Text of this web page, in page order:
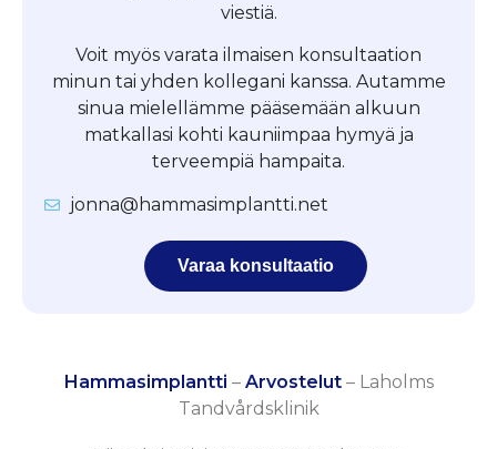
viestiä.
Voit myös varata ilmaisen konsultaation
minun tai yhden kollegani kanssa. Autamme
sinua mielellämme pääsemään alkuun
matkallasi kohti kauniimpaa hymyä ja
terveempiä hampaita.
jonna@hammasimplantti.net
Varaa konsultaatio
Hammasimplantti – Arvostelut– Laholms
Tandvårdsklinik